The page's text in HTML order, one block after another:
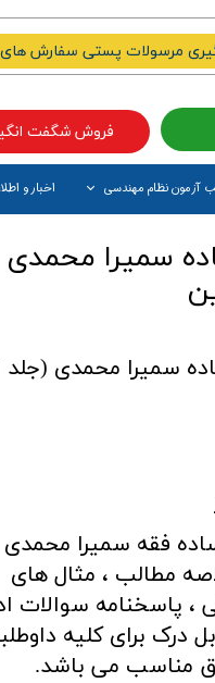
آزمون نظام مهندسی اخبار و
فروش شگفت
مرسولات پستی سفارش
سمیرا محمدی
سمیرا محمدی (جلد
فقه سمیرا محمدی
مطالب ، مثال های
پاسخنامه سوالات
درک برای کلیه
مناسب می باشد.